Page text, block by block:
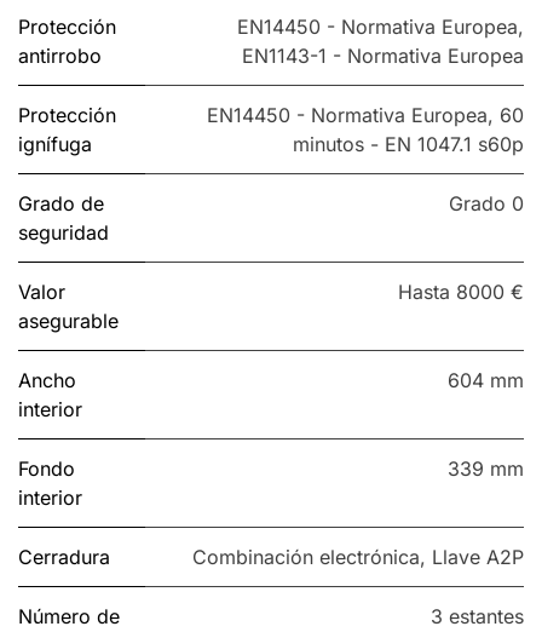
Protección
antirrobo
EN14450 - Normativa Europea,
EN1143-1 - Normativa Europea
Protección
ignífuga
EN14450 - Normativa Europea, 60
minutos - EN 1047.1 s60p
Grado de
seguridad
Grado 0
Valor
asegurable
Hasta 8000 €
Ancho
interior
604 mm
Fondo
interior
339 mm
Cerradura Combinación electrónica, Llave A2P
Número de
3 estantes